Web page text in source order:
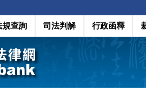
規查詢 司法判解 行政函釋